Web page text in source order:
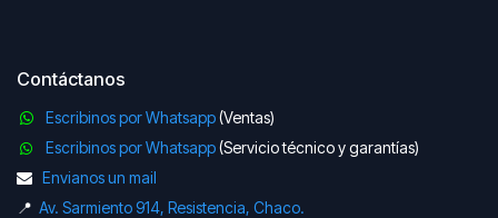
Contáctanos
Escribinos por Whatsapp(Ventas)
Escribinos por Whatsapp(Servicio técnico y garantías)
Envianos un mail
📍 Av. Sarmiento 914, Resistencia, Chaco.